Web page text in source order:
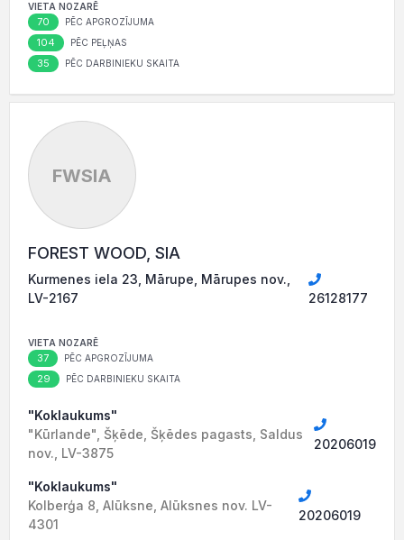
VIETA NOZARĒ
70 PĒC APGROZĪJUMA
104 PĒC PEĻŅAS
35 PĒC DARBINIEKU SKAITA
FWSIA
FOREST WOOD, SIA
Kurmenes iela 23, Mārupe, Mārupes nov.,
LV-2167
26128177
VIETA NOZARĒ
37 PĒC APGROZĪJUMA
29 PĒC DARBINIEKU SKAITA
"Koklaukums"
"Kūrlande", Šķēde, Šķēdes pagasts, Saldus
nov., LV-3875
20206019
"Koklaukums"
Kolberģa 8, Alūksne, Alūksnes nov. LV-
4301
20206019